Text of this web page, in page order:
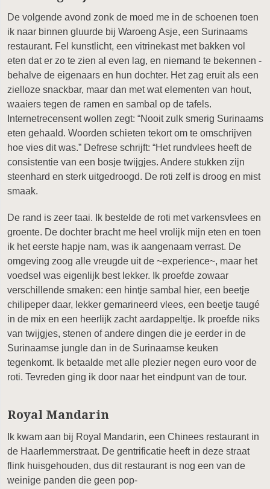
De volgende avond zonk de moed me in de schoenen toen
ik naar binnen gluurde bij Waroeng Asje, een Surinaams
restaurant. Fel kunstlicht, een vitrinekast met bakken vol
eten dat er zo te zien al even lag, en niemand te bekennen -
behalve de eigenaars en hun dochter. Het zag eruit als een
zielloze snackbar, maar dan met wat elementen van hout,
waaiers tegen de ramen en sambal op de tafels.
Internetrecensent wollen zegt: “Nooit zulk smerig Surinaams
eten gehaald. Woorden schieten tekort om te omschrijven
hoe vies dit was.” Defrese schrijft: “Het rundvlees heeft de
consistentie van een bosje twijgjes. Andere stukken zijn
steenhard en sterk uitgedroogd. De roti zelf is droog en mist
smaak.
De rand is zeer taai. Ik bestelde de roti met varkensvlees en
groente. De dochter bracht me heel vrolijk mijn eten en toen
ik het eerste hapje nam, was ik aangenaam verrast. De
omgeving zoog alle vreugde uit de ~experience~, maar het
voedsel was eigenlijk best lekker. Ik proefde zowaar
verschillende smaken: een hintje sambal hier, een beetje
chilipeper daar, lekker gemarineerd vlees, een beetje taugé
in de mix en een heerlijk zacht aardappeltje. Ik proefde niks
van twijgjes, stenen of andere dingen die je eerder in de
Surinaamse jungle dan in de Surinaamse keuken
tegenkomt. Ik betaalde met alle plezier negen euro voor de
roti. Tevreden ging ik door naar het eindpunt van de tour.
Royal Mandarin
Ik kwam aan bij Royal Mandarin, een Chinees restaurant in
de Haarlemmerstraat. De gentrificatie heeft in deze straat
flink huisgehouden, dus dit restaurant is nog een van de
weinige panden die geen pop-